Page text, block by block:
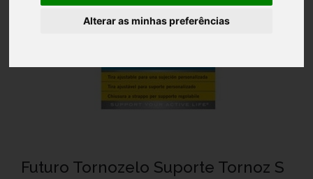
Alterar as minhas preferências
Futuro Tornozelo Suporte Tornoz S